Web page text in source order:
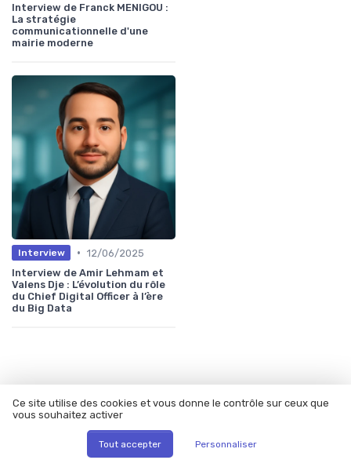
Interview de Franck MENIGOU :
La stratégie
communicationnelle d'une
mairie moderne
Interview • 12/06/2025
Interview de Amir Lehmam et
Valens Dje : L’évolution du rôle
du Chief Digital Officer à l’ère
du Big Data
Septembre 2023
Ce site utilise des cookies et vous donne le contrôle sur ceux que
vous souhaitez activer
Tout accepter Personnaliser